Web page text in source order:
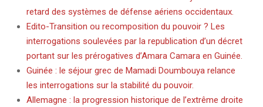
retard des systèmes de défense aériens occidentaux.
Edito-Transition ou recomposition du pouvoir ? Les
interrogations soulevées par la republication d’un décret
portant sur les prérogatives d’Amara Camara en Guinée.
Guinée : le séjour grec de Mamadi Doumbouya relance
les interrogations sur la stabilité du pouvoir.
Allemagne : la progression historique de l’extrême droite